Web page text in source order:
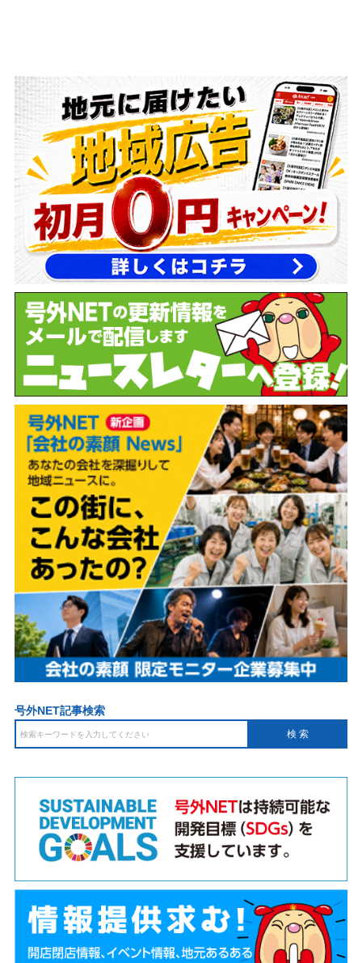
号外NET記事検索